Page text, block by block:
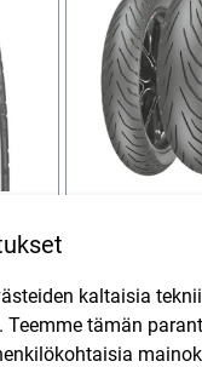
119,90€
Lisää
kaltaisia
Teemme tämän